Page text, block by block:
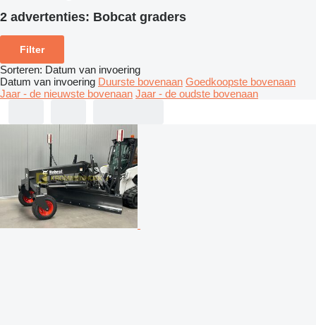
2 advertenties: Bobcat graders
Filter
Sorteren: Datum van invoering
Datum van invoering Duurste bovenaan Goedkoopste bovenaan
Jaar - de nieuwste bovenaan Jaar - de oudste bovenaan